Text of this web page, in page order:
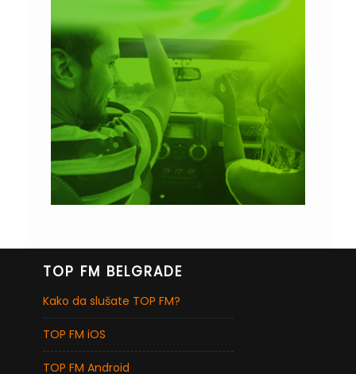
TOP FM BELGRADE
Kako da slušate TOP FM?
TOP FM iOS
TOP FM Android